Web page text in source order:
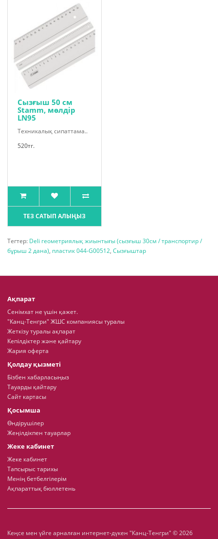
Сызғыш 50 см
Stamm, мөлдір
LN95
Техникалық сипаттама..
520тг.
ТЕЗ САТЫП АЛЫҢЫЗ
Тегтер: Deli геометриялық жиынтығы (сызғыш 30см / транспортир /
бұрыш 2 дана), пластик 044-G00512, Сызғыштар
Ақпарат
Сенімхат не үшін қажет.
"Канц-Тенгри" ЖШС компаниясы туралы
Жеткізу туралы ақпарат
Кепілдіктер және қайтару
Жария оферта
Қолдау қызметі
Бізбен хабарласыңыз
Тауарды қайтару
Сайт картасы
Қосымша
Өндірушілер
Жеңілдікпен тауарлар
Жеке кабинет
Жеке кабинет
Тапсырыс тарихы
Менің бетбелгілерім
Ақпараттық бюллетень
Кеңсе мен үйге арналған интернет-дүкен "Канц-Тенгри" © 2026